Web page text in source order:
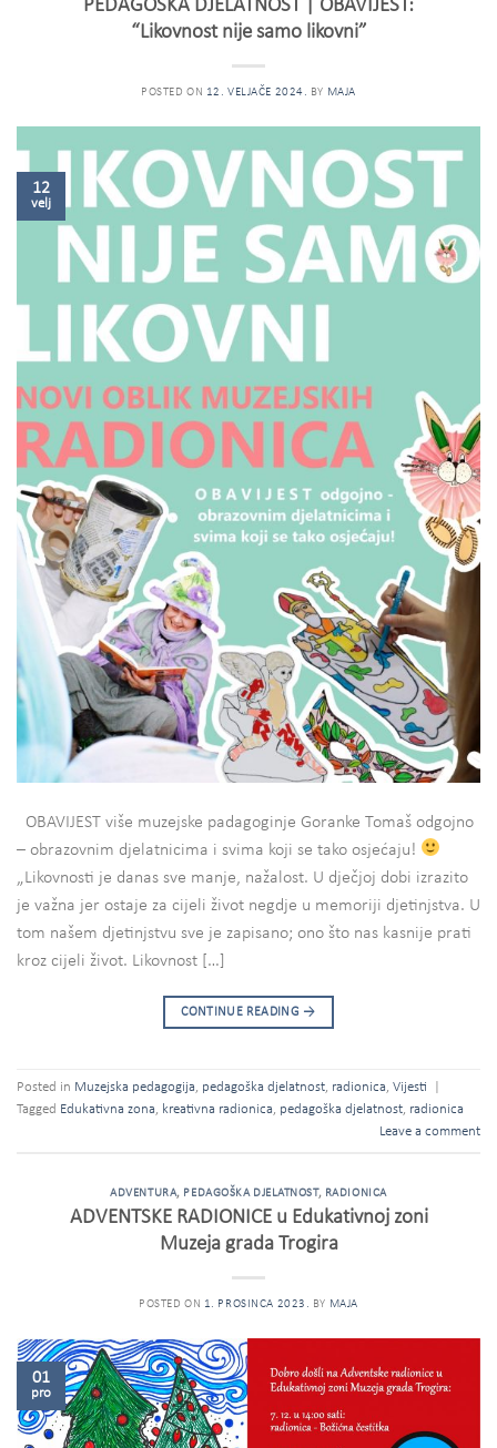
PEDAGOŠKA DJELATNOST | OBAVIJEST:
“Likovnost nije samo likovni”
POSTED ON 12. VELJAČE 2024. BY MAJA
12
velj
OBAVIJEST više muzejske padagoginje Goranke Tomaš odgojno
– obrazovnim djelatnicima i svima koji se tako osjećaju!
„Likovnosti je danas sve manje, nažalost. U dječjoj dobi izrazito
je važna jer ostaje za cijeli život negdje u memoriji djetinjstva. U
tom našem djetinjstvu sve je zapisano; ono što nas kasnije prati
kroz cijeli život. Likovnost […]
CONTINUE READING →
Posted in Muzejska pedagogija, pedagoška djelatnost, radionica, Vijesti
Tagged Edukativna zona, kreativna radionica, pedagoška djelatnost, radionica
Leave a comment
ADVENTURA, PEDAGOŠKA DJELATNOST, RADIONICA
ADVENTSKE RADIONICE u Edukativnoj zoni
Muzeja grada Trogira
POSTED ON 1. PROSINCA 2023. BY MAJA
01
pro